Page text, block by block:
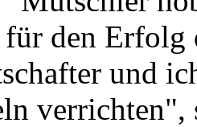
den Erfolg
und
verrichten",